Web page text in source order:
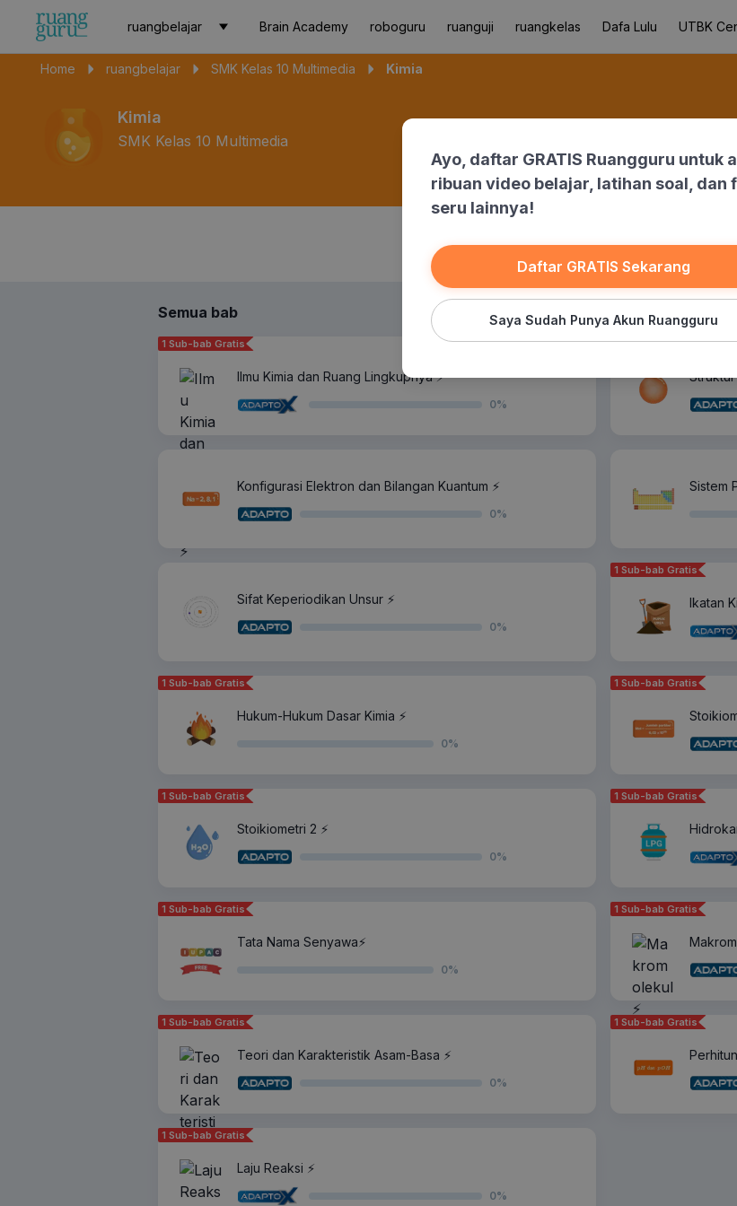
ruangbelajar Brain Academy roboguru ruanguji ruangkelas Dafa Lulu UTBK
Home ruangbelajar SMK Kelas 10 Multimedia Kimia
Kimia
SMK Kelas 10 Multimedia
Banksoal
Semua bab
1 Sub-bab Gratis
Ilmu Kimia dan Ruang Lingkupnya ⚡️
0%
1 Sub-bab Gratis
Struktur
Konfigurasi Elektron dan Bilangan Kuantum ⚡️
0%
Sistem
Sifat Keperiodikan Unsur ⚡️
0%
1 Sub-bab Gratis
Ikatan
1 Sub-bab Gratis
Hukum-Hukum Dasar Kimia ⚡️
0%
1 Sub-bab Gratis
1 Sub-bab Gratis
Stoikiometri 2 ⚡️
0%
1 Sub-bab Gratis
1 Sub-bab Gratis
Tata Nama Senyawa⚡️
0%
1 Sub-bab Gratis
1 Sub-bab Gratis
Teori dan Karakteristik Asam-Basa ⚡️
0%
1 Sub-bab Gratis
1 Sub-bab Gratis
Laju Reaksi ⚡
0%
Ayo, daftar GRATIS Ruangguru untuk
ribuan video belajar, latihan soal, dan
seru lainnya!
Daftar GRATIS Sekarang
Saya Sudah Punya Akun Ruangguru